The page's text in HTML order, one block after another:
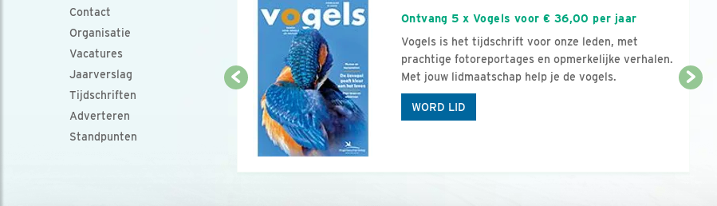
Contact
Organisatie
Vacatures
Jaarverslag
Tijdschriften
Adverteren
Standpunten
Ontvang 5 x Vogels voor € 36,00 per jaar
Vogels is het tijdschrift voor onze leden, met
prachtige fotoreportages en opmerkelijke verhalen.
Met jouw lidmaatschap help je de vogels.
WORD LID